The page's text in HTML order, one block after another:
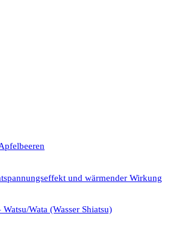
und wärmender Wirkung
Wata (Wasser Shiatsu)